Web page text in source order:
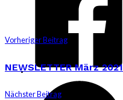
Vorheriger Beitrag
NEWSLETTER März 2021
Nächster Beitrag